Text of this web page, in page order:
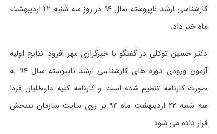
کارشناسی ارشد ناپیوسته سال ۹۴ در روز سه شنبه ۲۲ اردیبهشت
ماه خبر داد.
دکتر حسین توکلی در گفتگو با خبرگزاری مهر افزود: نتایج اولیه
آزمون ورودی دوره های کارشناسی ارشد ناپیوسته سال ۹۴ به
صورت کارنامه تنظیم شده است و کارنامه کلیه داوطلبان فردا
سه شنبه ۲۲ اردیبهشت ماه ۹۴ بر روی سایت سازمان سنجش
قرار داده می شود.